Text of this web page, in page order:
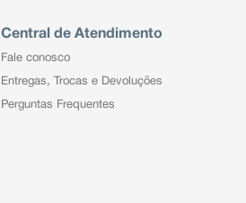
Central de Atendimento
Fale conosco
Entregas, Trocas e Devoluções
Perguntas Frequentes